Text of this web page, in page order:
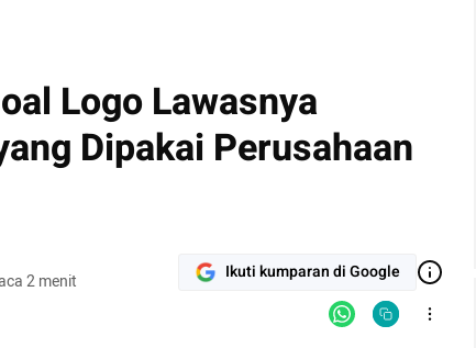
Logo Lawasnya
Dipakai Perusahaan
2 menit Ikuti kumparan di Google